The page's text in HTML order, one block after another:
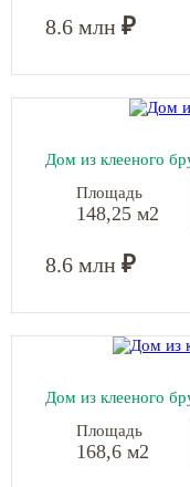
8.6 млн ₽
Дом из клееного
Площадь
148,25 м2
8.6 млн ₽
Дом из клееного
Площадь
168,6 м2